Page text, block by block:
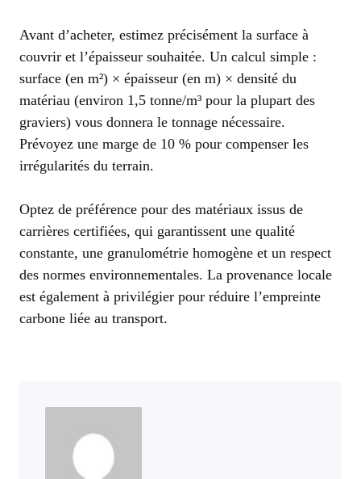
Avant d’acheter, estimez précisément la surface à
couvrir et l’épaisseur souhaitée. Un calcul simple :
surface (en m²) × épaisseur (en m) × densité du
matériau (environ 1,5 tonne/m³ pour la plupart des
graviers) vous donnera le tonnage nécessaire.
Prévoyez une marge de 10 % pour compenser les
irrégularités du terrain.
Optez de préférence pour des matériaux issus de
carrières certifiées, qui garantissent une qualité
constante, une granulométrie homogène et un respect
des normes environnementales. La provenance locale
est également à privilégier pour réduire l’empreinte
carbone liée au transport.